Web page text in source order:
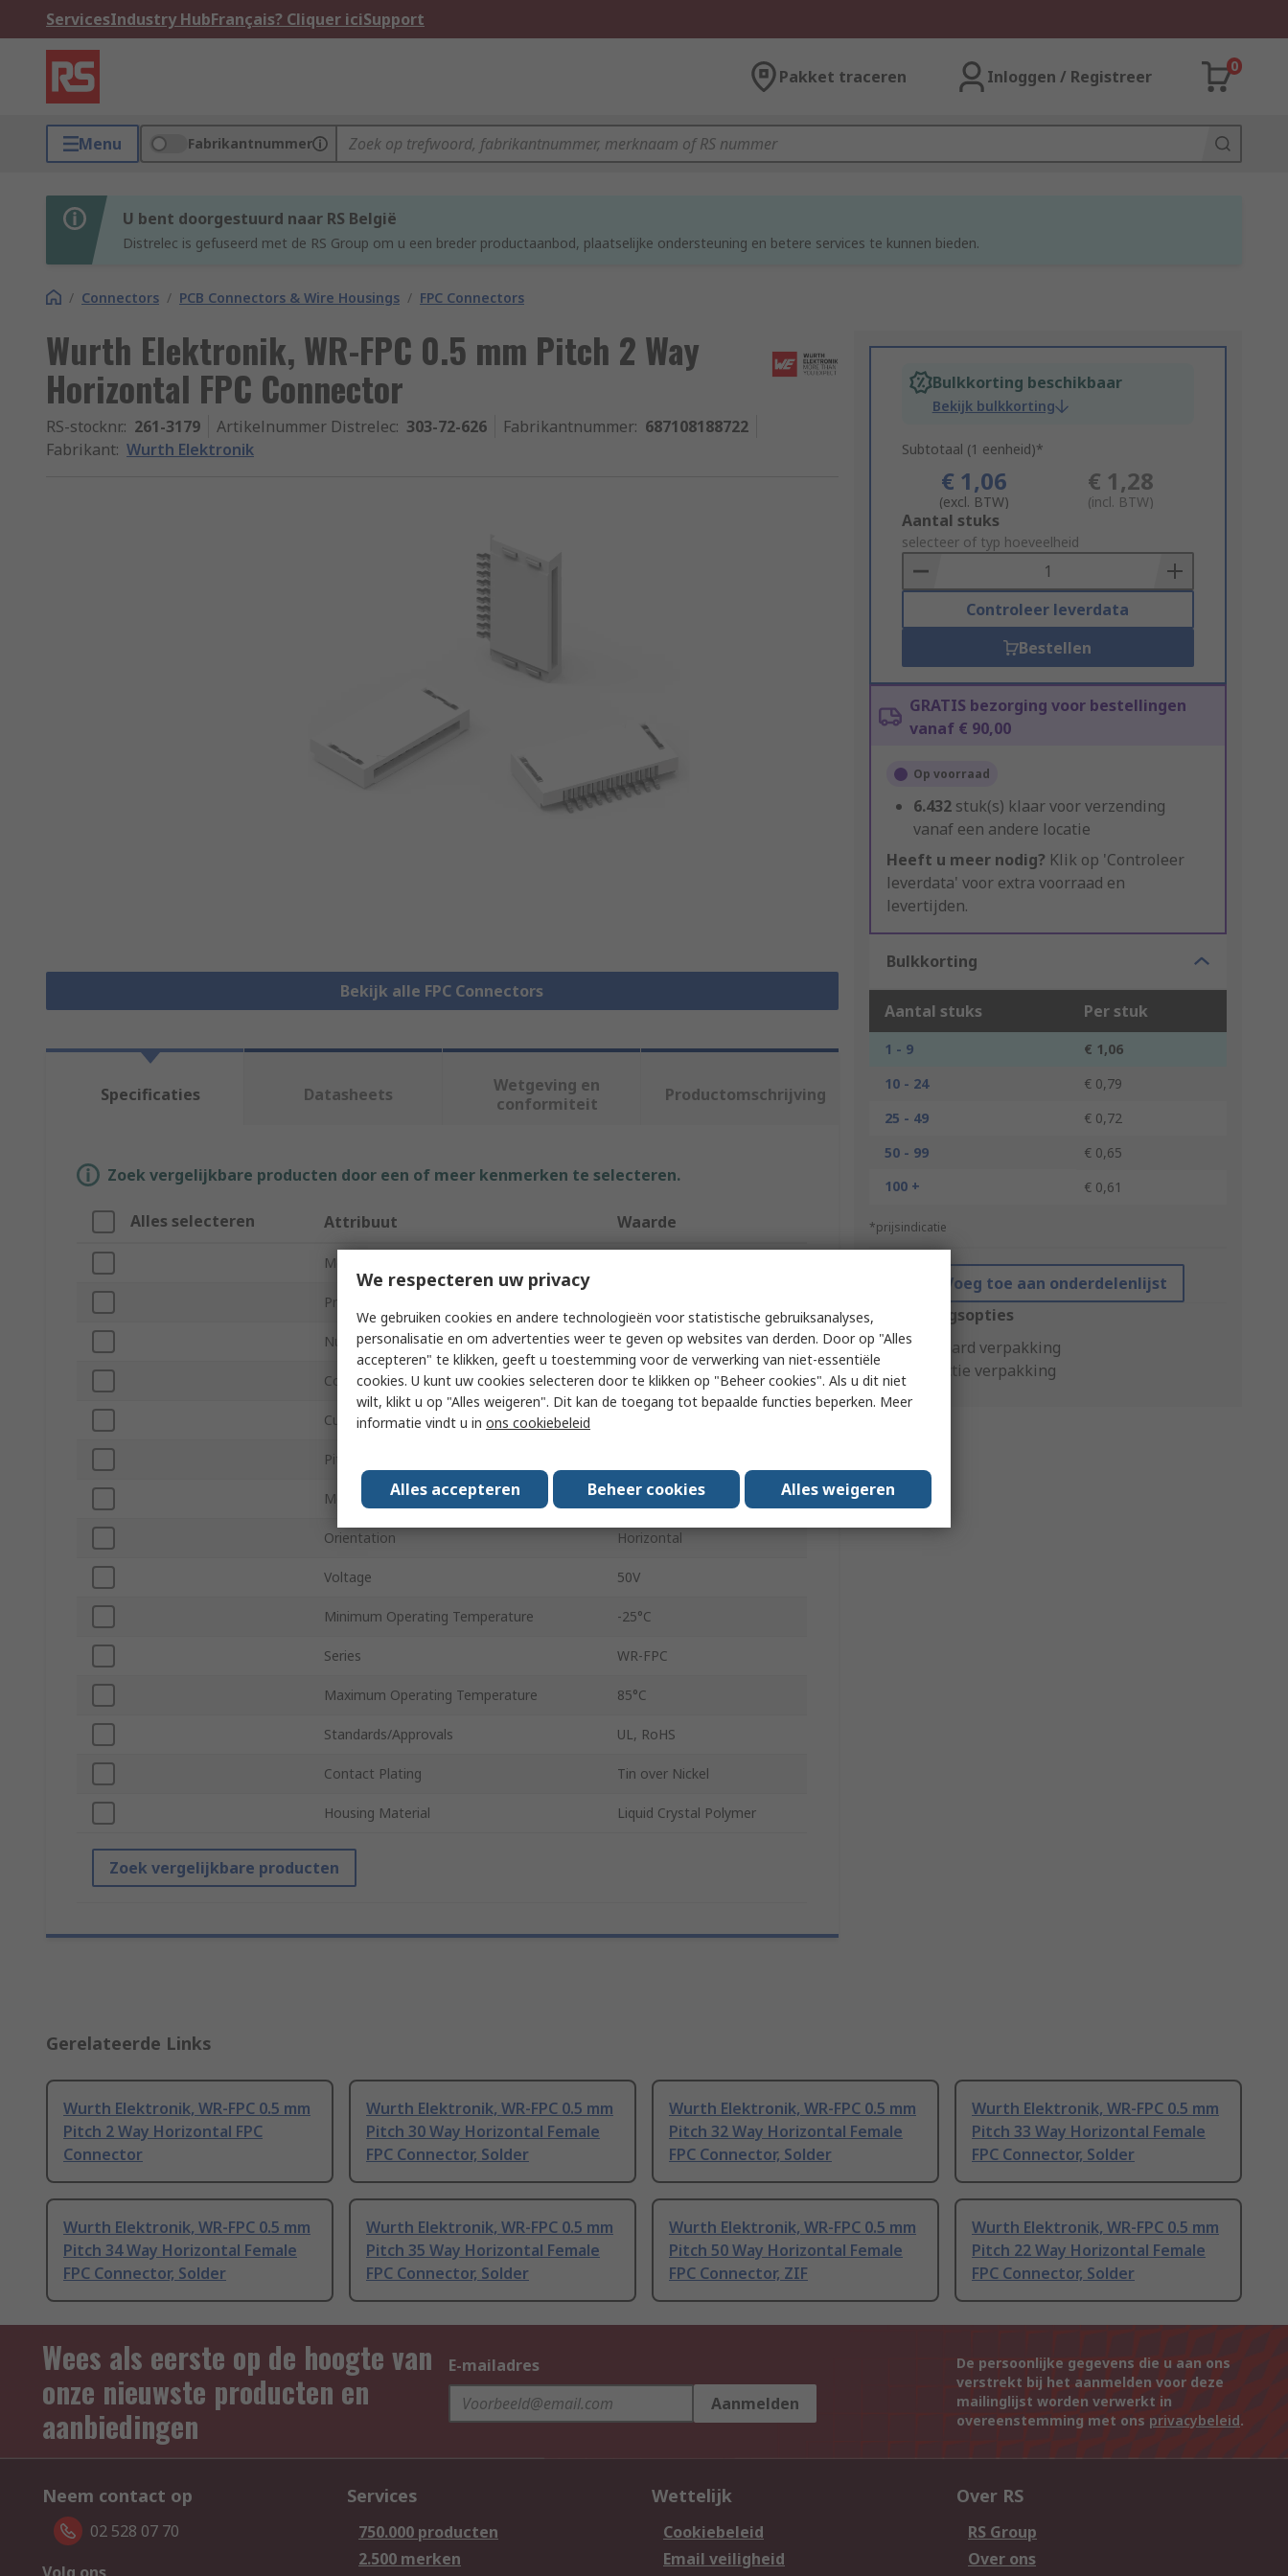
ServicesIndustry HubFrançais? Cliquer iciSupport
Pakket traceren Inloggen / Registreer
0
Menu Fabrikantnummer
U bent doorgestuurd naar RS België
Distrelec is gefuseerd met de RS Group om u een breder productaanbod, plaatselijke ondersteuning en betere services te kunnen bieden.
/ Connectors / PCB Connectors & Wire Housings / FPC Connectors
Wurth Elektronik, WR-FPC 0.5 mm Pitch 2 Way
Horizontal FPC Connector
RS-stocknr.: 261-3179 Artikelnummer Distrelec: 303-72-626 Fabrikantnummer: 687108188722
Fabrikant: Wurth Elektronik
Bekijk alle FPC Connectors
Bulkkorting beschikbaar
Bekijk bulkkorting
Subtotaal (1 eenheid)*
€ 1,06
(excl. BTW)
€ 1,28
(incl. BTW)
Add
to
Basket
Aantal stuks
selecteer of typ hoeveelheid
Controleer leverdata
Bestellen
GRATIS bezorging voor bestellingen
vanaf € 90,00
Op voorraad
6.432 stuk(s) klaar voor verzending
vanaf een andere locatie
Heeft u meer nodig? Klik op 'Controleer
leverdata' voor extra voorraad en
levertijden.
Bulkkorting
Aantal stuks Per stuk
1 - 9
€ 1,06
10 - 24
€ 0,79
25 - 49
€ 0,72
50 - 99
€ 0,65
100 +
€ 0,61
*prijsindicatie
Voeg toe aan onderdelenlijst
Verpakkingsopties
Standaard verpakking
Productie verpakking
Specificaties Datasheets
Wetgeving en
conformiteit
Productomschrijving
Zoek vergelijkbare producten door een of meer kenmerken te selecteren.
Alles selecteren Attribuut Waarde
Merk
Product Type
Number of Contacts 2
Contact Material Copper Alloy
Current
Pitch
Mount Type Surface
Orientation Horizontal
Voltage 50V
Minimum Operating Temperature -25°C
Series WR-FPC
Maximum Operating Temperature 85°C
Standards/Approvals UL, RoHS
Contact Plating Tin over Nickel
Housing Material Liquid Crystal Polymer
Zoek vergelijkbare producten
Gerelateerde Links
Wurth Elektronik, WR-FPC 0.5 mm
Pitch 2 Way Horizontal FPC
Connector
Wurth Elektronik, WR-FPC 0.5 mm
Pitch 30 Way Horizontal Female
FPC Connector, Solder
Wurth Elektronik, WR-FPC 0.5 mm
Pitch 32 Way Horizontal Female
FPC Connector, Solder
Wurth Elektronik, WR-FPC 0.5 mm
Pitch 33 Way Horizontal Female
FPC Connector, Solder
Wurth Elektronik, WR-FPC 0.5 mm
Pitch 34 Way Horizontal Female
FPC Connector, Solder
Wurth Elektronik, WR-FPC 0.5 mm
Pitch 35 Way Horizontal Female
FPC Connector, Solder
Wurth Elektronik, WR-FPC 0.5 mm
Pitch 50 Way Horizontal Female
FPC Connector, ZIF
Wurth Elektronik, WR-FPC 0.5 mm
Pitch 22 Way Horizontal Female
FPC Connector, Solder
Wees als eerste op de hoogte van
onze nieuwste producten en
aanbiedingen
E-mailadres
Aanmelden
De persoonlijke gegevens die u aan ons
verstrekt bij het aanmelden voor deze
mailinglijst worden verwerkt in
overeenstemming met ons privacybeleid.
Neem contact op
02 528 07 70
Services
750.000 producten
2.500 merken
Wettelijk
Cookiebeleid
Email veiligheid
Over RS
RS Group
Over ons
We respecteren uw privacy
We gebruiken cookies en andere technologieën voor statistische gebruiksanalyses,
personalisatie en om advertenties weer te geven op websites van derden. Door op "Alles
accepteren" te klikken, geeft u toestemming voor de verwerking van niet-essentiële
cookies. U kunt uw cookies selecteren door te klikken op "Beheer cookies". Als u dit niet
wilt, klikt u op "Alles weigeren". Dit kan de toegang tot bepaalde functies beperken. Meer
informatie vindt u in ons cookiebeleid
Alles accepteren Beheer cookies Alles weigeren